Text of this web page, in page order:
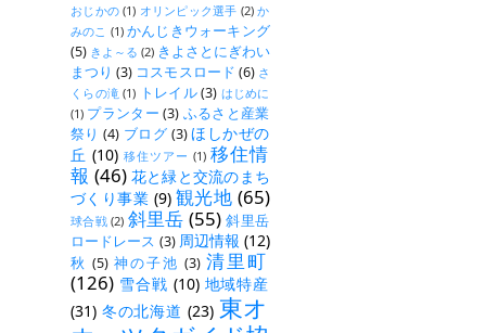
おじかの (1) オリンピック選手 (2) か
みのこ (1) かんじきウォーキング
(5) きよ～る (2) きよさとにぎわい
まつり (3) コスモスロード (6) さ
くらの滝 (1) トレイル(3) はじめに
(1) プランター (3) ふるさと産業
祭り (4) ブログ (3) ほしかぜの
丘 (10) 移住ツアー (1) 移住情
報 (46) 花と緑と交流のまち
づくり事業 (9) 観光地 (65)
球合戦 (2) 斜里岳 (55) 斜里岳
ロードレース (3) 周辺情報 (12)
秋 (5) 神の子池 (3) 清里町
(126) 雪合戦 (10) 地域特産
(31) 冬の北海道 (23) 東オ